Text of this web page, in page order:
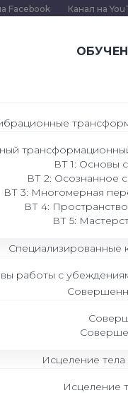
Facebook Канал на
ВТ 1: Основы
ВТ 2: Осознанное
ВТ 3: Многомерная
ВТ 4:
ВТ 5:
Специализированные
работы с
Исцеление
Исцеление
Согласие на
Политика в отношении
Сведения об